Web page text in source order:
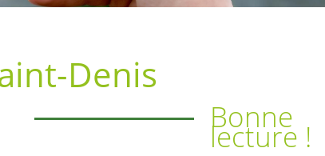
Denis
Bonne
lecture !